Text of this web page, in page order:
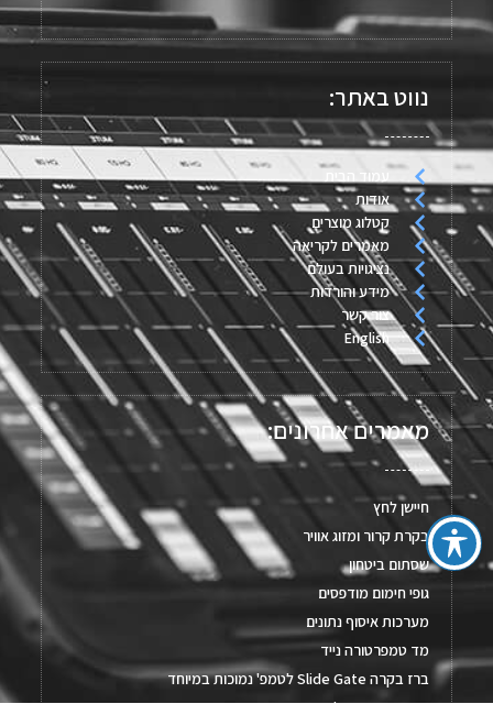
נווט באתר:
עמוד הבית
אודות
קטלוג מוצרים
מאמרים לקריאה
נציגויות בעולם
מידע והורדות
צור קשר
English
מאמרים אחרונים:
חיישן לחץ
בקרת קרור ומזוג אוויר
שסתום ביטחון
גופי חימום מודפסים
מערכות איסוף נתונים
מד טמפרטורה נייד
ברז בקרה Slide Gate לטמפ' נמוכות במיוחד